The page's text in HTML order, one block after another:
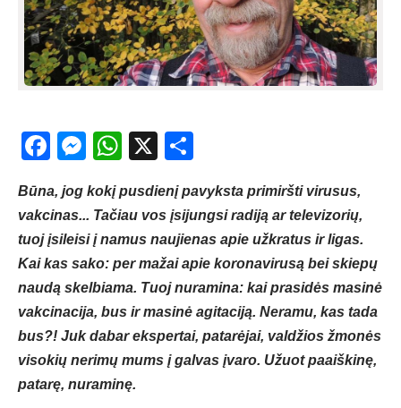
Facebook
Messenger
WhatsApp
X
Būna, jog kokį pusdienį pavyksta primiršti virusus,
vakcinas... Tačiau vos įsijungsi radiją ar televizorių,
tuoj įsileisi į namus naujienas apie užkratus ir ligas.
Kai kas sako: per mažai apie koronavirusą bei skiepų
naudą skelbiama. Tuoj nuramina: kai prasidės masinė
vakcinacija, bus ir masinė agitaciją. Neramu, kas tada
bus?! Juk dabar ekspertai, patarėjai, valdžios žmonės
visokių nerimų mums į galvas įvaro. Užuot paaiškinę,
patarę, nuraminę.